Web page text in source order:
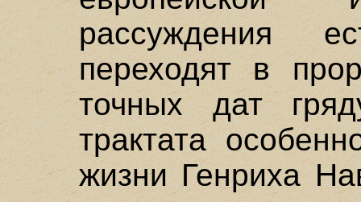
рассуждения
переходят в
точных дат
трактата
жизни Генриха